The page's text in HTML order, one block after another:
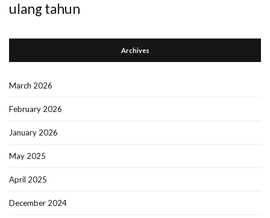
ulang tahun
Archives
March 2026
February 2026
January 2026
May 2025
April 2025
December 2024